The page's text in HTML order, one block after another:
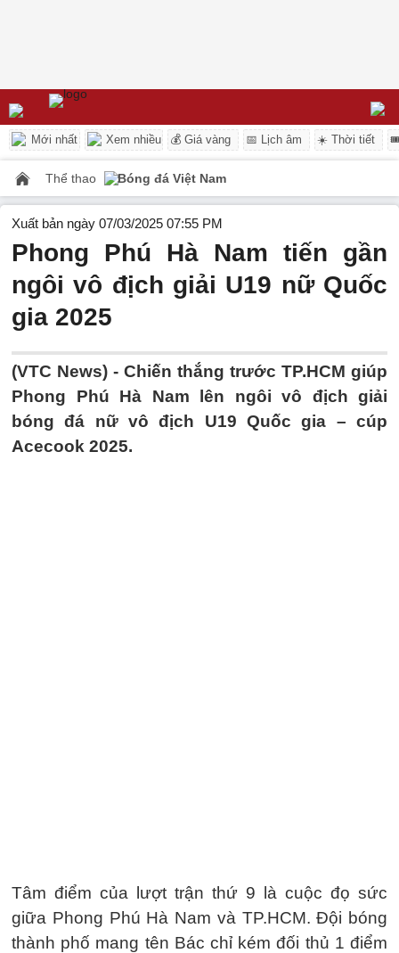
Mới nhất Xem nhiều 💰 Giá vàng 📅 Lịch âm ☀️ Thời tiết
Thể thao Bóng đá Việt Nam
Xuất bản ngày 07/03/2025 07:55 PM
Phong Phú Hà Nam tiến gần
ngôi vô địch giải U19 nữ Quốc
gia 2025
(VTC News) - Chiến thắng trước TP.HCM giúp
Phong Phú Hà Nam lên ngôi vô địch giải
bóng đá nữ vô địch U19 Quốc gia – cúp
Acecook 2025.
Tâm điểm của lượt trận thứ 9 là cuộc đọ sức
giữa Phong Phú Hà Nam và TP.HCM. Đội bóng
thành phố mang tên Bác chỉ kém đối thủ 1 điểm